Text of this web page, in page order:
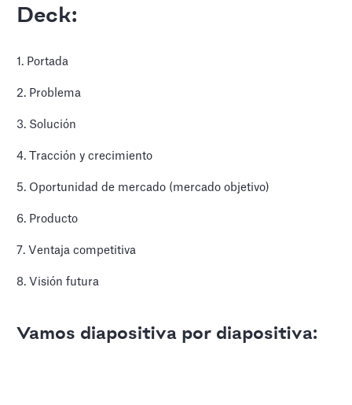
Deck:
1. Portada
2. Problema
3. Solución
4. Tracción y crecimiento
5. Oportunidad de mercado (mercado objetivo)
6. Producto
7. Ventaja competitiva
8. Visión futura
Vamos diapositiva por diapositiva: